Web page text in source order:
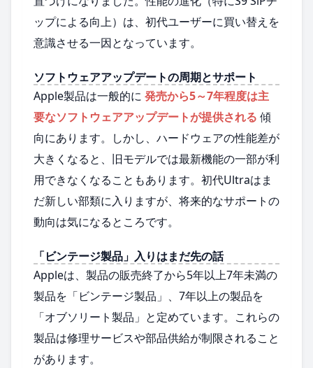
ップによる向上）は、初代ユーザーに買い替えを
意識させる一因となっています。
ソフトウェアアップデートの周期とサポート
Apple製品は一般的に 発売から5～7年程度は主
要なソフトウェアアップデートが提供される 傾
向にあります。しかし、ハードウェアの性能差が
大きくなると、旧モデルでは最新機能の一部が利
用できなくなることもあります。初代Ultraはま
だ新しい部類に入りますが、将来的なサポートの
動向は気になるところです。
「ビンテージ製品」入りはまだ先の話
Appleは、製品の販売終了から5年以上7年未満の
製品を「ビンテージ製品」、7年以上の製品を
「オブソリート製品」と定めています。これらの
製品は修理サービスや部品供給が制限されること
があります。